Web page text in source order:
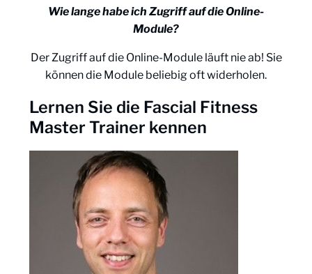
Wie lange habe ich Zugriff auf die Online-
Module?
Der Zugriff auf die Online-Module läuft nie ab! Sie
können die Module beliebig oft widerholen.
Lernen Sie die Fascial Fitness
Master Trainer kennen